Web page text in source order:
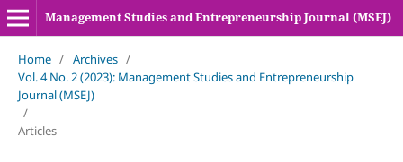
Management Studies and Entrepreneurship Journal (MSEJ)
Home / Archives /
Vol. 4 No. 2 (2023): Management Studies and Entrepreneurship
Journal (MSEJ)
/
Articles